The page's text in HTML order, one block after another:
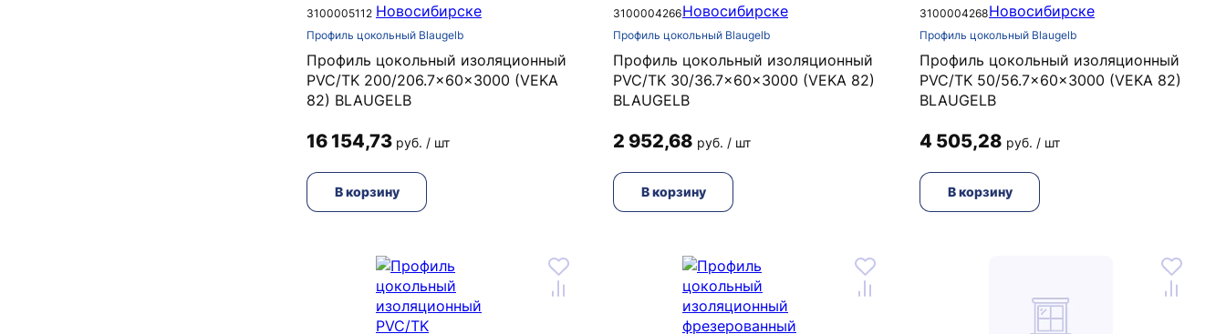
3100005112
Профиль цокольный Blaugelb
Профиль цокольный изоляционный
PVC/TK 200/206.7x60x3000 (VEKA
82) BLAUGELB
16 154,73 руб. / шт
В корзину
3100004266
Профиль цокольный Blaugelb
Профиль цокольный изоляционный
PVC/TK 30/36.7x60x3000 (VEKA 82)
BLAUGELB
2 952,68 руб. / шт
В корзину
3100004268
Профиль цокольный Blaugelb
Профиль цокольный изоляционный
PVC/TK 50/56.7x60x3000 (VEKA 82)
BLAUGELB
4 505,28 руб. / шт
В корзину